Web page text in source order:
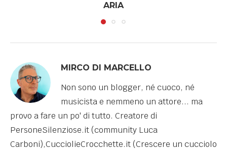
ARIA
MIRCO DI MARCELLO
Non sono un blogger, né cuoco, né
musicista e nemmeno un attore... ma
provo a fare un po' di tutto. Creatore di
PersoneSilenziose.it (community Luca
Carboni),CucciolieCrocchette.it (Crescere un cucciolo